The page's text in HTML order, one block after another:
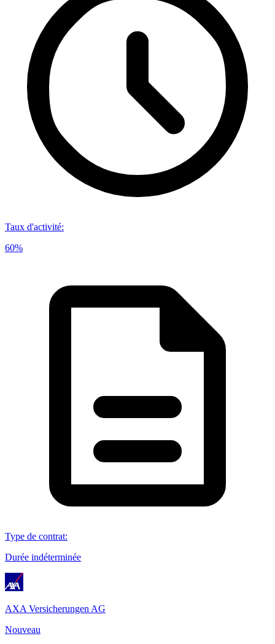
Taux d'activité:
60%
Type de contrat:
Durée indéterminée
AXA Versicherungen AG
Nouveau